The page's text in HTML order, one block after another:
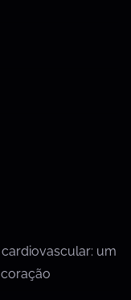
um